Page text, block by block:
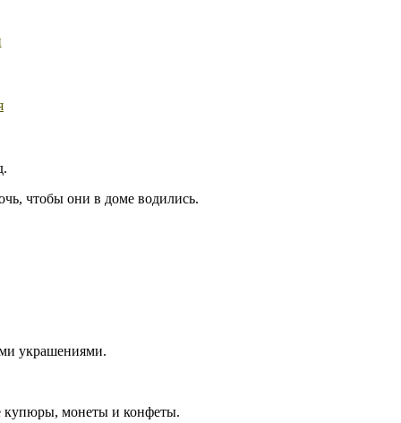
чтобы они в доме водились.
украшениями.
купюры, монеты и конфеты.